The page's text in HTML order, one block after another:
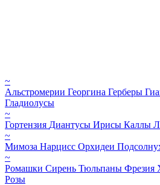
~
Альстромерии Георгина Герберы
Гладиолусы
~
Гортензия Диантусы Ирисы Каллы
~
Мимоза Нарцисс Орхидеи
~
Ромашки Сирень Тюльпаны Фрезия
Розы